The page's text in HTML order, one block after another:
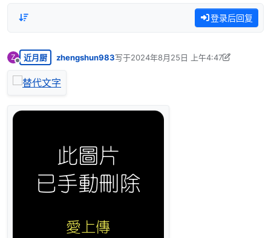
登录后回复
Z
离线
近月厨 zhengshun983写于2024年8月25日 上午4:47
最后由 zhengshun983 编辑2024年8月24